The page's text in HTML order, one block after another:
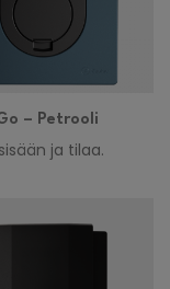
– Petrooli
ja tilaa.